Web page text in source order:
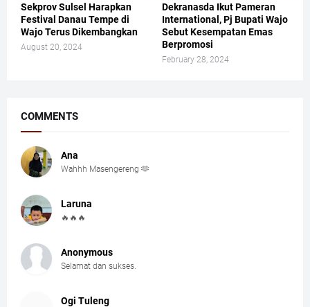
Sekprov Sulsel Harapkan
Festival Danau Tempe di
Wajo Terus Dikembangkan
August 20, 2024
Dekranasda Ikut Pameran
International, Pj Bupati Wajo
Sebut Kesempatan Emas
Berpromosi
February 28, 2024
COMMENTS
Ana
Wahhh Masengereng 🫶
Laruna
🔥🔥🔥
Anonymous
Selamat dan sukses.
Ogi Tuleng